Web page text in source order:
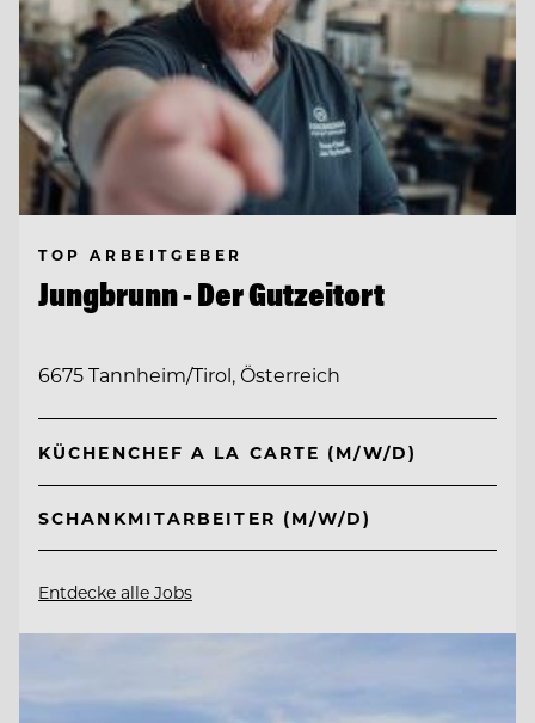
TOP ARBEITGEBER
Jungbrunn - Der Gutzeitort
6675 Tannheim/Tirol, Österreich
KÜCHENCHEF A LA CARTE (M/W/D)
SCHANKMITARBEITER (M/W/D)
Entdecke alle Jobs